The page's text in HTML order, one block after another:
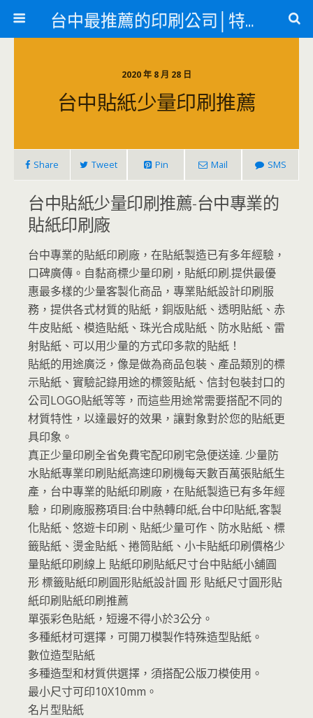
台中最推薦的印刷公司│特殊印刷各類轉印
2020 年 8 月 28 日
台中貼紙少量印刷推薦
Share Tweet Pin Mail SMS
台中貼紙少量印刷推薦-台中專業的
貼紙印刷廠
台中專業的貼紙印刷廠，在貼紙製造已有多年經驗，
口碑廣傳。自黏商標少量印刷，貼紙印刷.提供最優
惠最多樣的少量客製化商品，專業貼紙設計印刷服
務，提供各式材質的貼紙，銅版貼紙、透明貼紙、赤
牛皮貼紙、模造貼紙、珠光合成貼紙、防水貼紙、雷
射貼紙、可以用少量的方式印多款的貼紙！
貼紙的用途廣泛，像是做為商品包裝、產品類別的標
示貼紙、實驗記錄用途的標簽貼紙、信封包裝封口的
公司LOGO貼紙等等，而這些用途常需要搭配不同的
材質特性，以達最好的效果，讓對象對於您的貼紙更
具印象。
真正少量印刷全省免費宅配印刷宅急便送達. 少量防
水貼紙專業印刷貼紙高速印刷機每天數百萬張貼紙生
產，台中專業的貼紙印刷廠，在貼紙製造已有多年經
驗，印刷廠服務項目:台中熱轉印紙,台中印貼紙,客製
化貼紙、悠遊卡印刷、貼紙少量可作、防水貼紙、標
籤貼紙、燙金貼紙、捲筒貼紙、小卡貼紙印刷價格少
量貼紙印刷線上 貼紙印刷貼紙尺寸台中貼紙小舖圓
形 標籤貼紙印刷圓形貼紙設計圓 形 貼紙尺寸圓形貼
紙印刷貼紙印刷推薦
單張彩色貼紙，短邊不得小於3公分。
多種紙材可選擇，可開刀模製作特殊造型貼紙。
數位造型貼紙
多種造型和材質供選擇，須搭配公版刀模使用。
最小尺寸可印10X10mm。
名片型貼紙